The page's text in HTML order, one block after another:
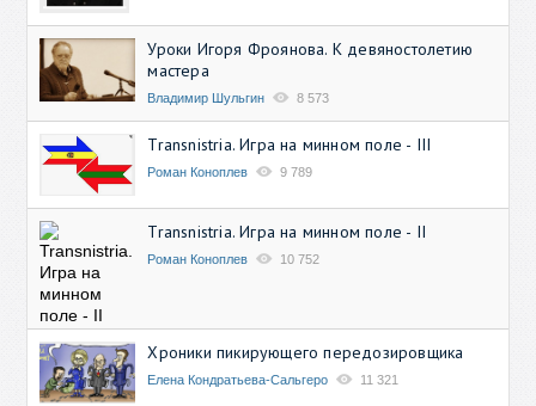
Уроки Игоря Фроянова. К девяностолетию
мастера
Владимир Шульгин 8 573
Transnistria. Игра на минном поле - III
Роман Коноплев 9 789
Transnistria. Игра на минном поле - II
Роман Коноплев 10 752
Хроники пикирующего передозировщика
Елена Кондратьева-Сальгеро 11 321